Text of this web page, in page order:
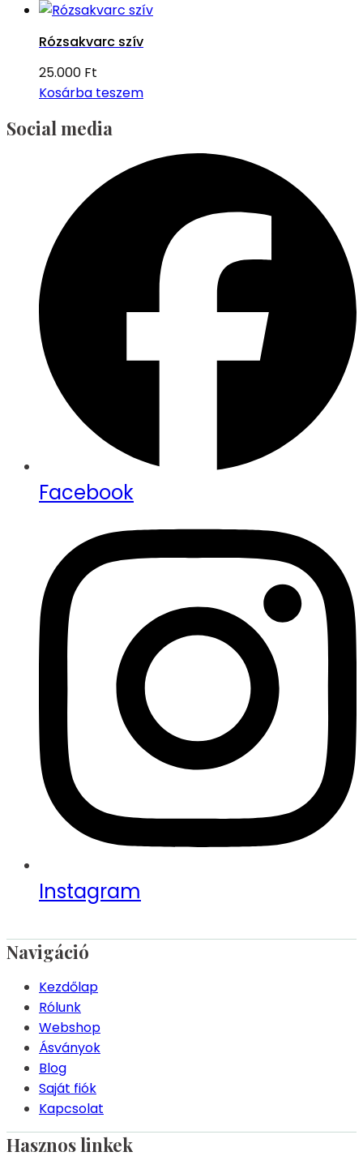
Rózsakvarc szív
25.000 Ft
Kosárba teszem
Social media
Facebook
Instagram
Navigáció
Kezdőlap
Rólunk
Webshop
Ásványok
Blog
Saját fiók
Kapcsolat
Hasznos linkek